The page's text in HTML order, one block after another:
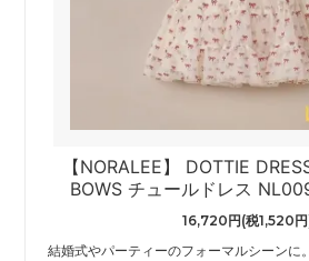
【NORALEE】 DOTTIE
BOWS チュールドレス
16,720円(税1,520
結婚式やパーティーのフォーマルシーンに